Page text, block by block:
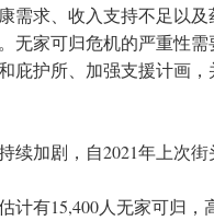
需求、收入支持不足以
无家可归危机的严重性
庇护所、加强支援计画
续加剧，自2021年上次街
计有15,400人无家可归，